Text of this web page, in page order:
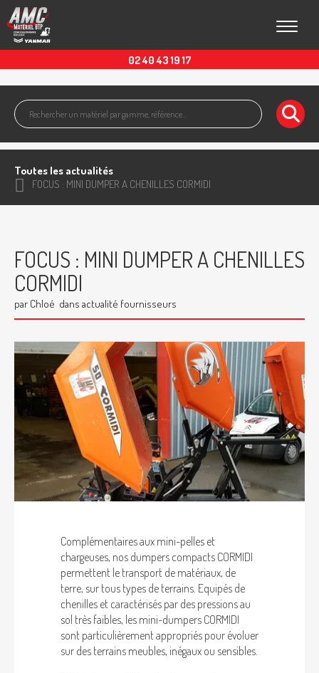
02 40 43 19 17
Toutes les actualités
FOCUS : MINI DUMPER A CHENILLES CORMIDI
FOCUS : MINI DUMPER A CHENILLES
CORMIDI
par Chloé dans actualité fournisseurs
Complémentaires aux mini-pelles et
chargeuses, nos dumpers compacts CORMIDI
permettent le transport de matériaux, de
terre, sur tous types de terrains. Equipés de
chenilles et caractérisés par des pressions au
sol très faibles, les mini-dumpers CORMIDI
sont particulièrement appropriés pour évoluer
sur des terrains meubles, inégaux ou sensibles.